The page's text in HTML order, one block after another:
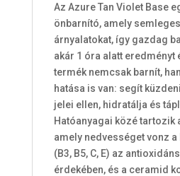
Az Azure Tan Violet Base
önbarnító, amely
árnyalatokat, így gazdag
akár 1 óra alatt eredményt
termék nemcsak barnít,
hatása is van: segít
jelei ellen, hidratálja és
Hatóanyagai közé tartozik
amely nedvességet vonz
(B3, B5, C, E) az
érdekében, és a ceramid